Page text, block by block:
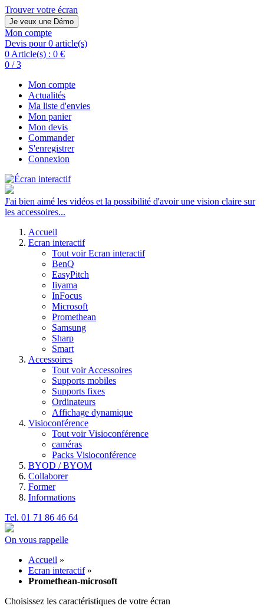
Trouver votre écran
Je veux une Démo
Mon compte
Devis pour 0 article(s)
0 Article(s) : 0 €
0 / 3
Mon compte
Actualités
Ma liste d'envies
Mon panier
Mon devis
Commander
S'enregistrer
Connexion
J'ai bien aimé les vidéos et la possibilité d'avoir une vision claire sur
les accessoires...
Accueil
Ecran interactif
Tout voir Ecran interactif
BenQ
EasyPitch
Iiyama
InFocus
Microsoft
Promethean
Samsung
Sharp
Smart
Accessoires
Tout voir Accessoires
Supports mobiles
Supports fixes
Ordinateurs
Affichage dynamique
Visioconférence
Tout voir Visioconférence
caméras
Packs Visioconférence
BYOD / BYOM
Collaborer
Former
Informations
Tel. 01 71 86 46 64
On vous rappelle
Accueil »
Ecran interactif »
Promethean-microsoft
Choisissez les caractéristiques de votre écran